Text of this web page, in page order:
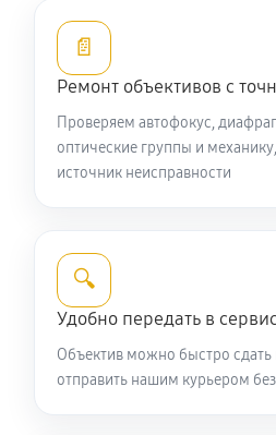
Устранение механических
Ремонт электроники
ED AF-S Micro-Nikkor
990 руб
Ремонт передней линзы
880 руб
📄
Ремонт объективов с
Проверяем автофокус,
оптические группы и
источник неисправности
🔍
Удобно передать в сервис
Объектив можно быстро сдать
отправить нашим курьером